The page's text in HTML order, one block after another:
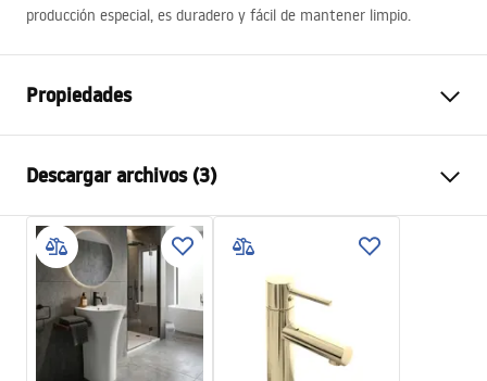
producción especial, es duradero y fácil de mantener limpio.
Propiedades
Método de instalación
Color
Dorado
Tipo de caño
Fija
Material
Latón
Alcance del caño
105mm
Altura
185 mm
Descargar archivos (3)
Condiciones de garantía
Warranty_Terms_and_Conditions_Faucets_-_5.pdf
Instrucciones de montaje